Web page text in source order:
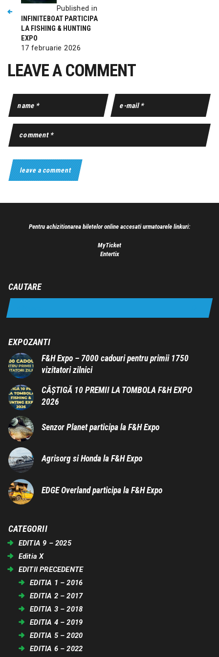
Published in
INFINITEBOAT PARTICIPA
LA FISHING & HUNTING
EXPO
17 februarie 2026
LEAVE A COMMENT
Pentru achizitionarea biletelor online accesati urmatoarele linkuri:
MyTicket
Entertix
CAUTARE
EXPOZANTI
F&H Expo – 7000 cadouri pentru primii 1750
vizitatori zilnici
CÂȘTIGĂ 10 PREMII LA TOMBOLA F&H EXPO
2026
Senzor Planet participa la F&H Expo
Agrisorg si Honda la F&H Expo
EDGE Overland participa la F&H Expo
CATEGORII
EDITIA 9 – 2025
Editia X
EDITII PRECEDENTE
EDITIA 1 – 2016
EDITIA 2 – 2017
EDITIA 3 – 2018
EDITIA 4 – 2019
EDITIA 5 – 2020
EDITIA 6 – 2022